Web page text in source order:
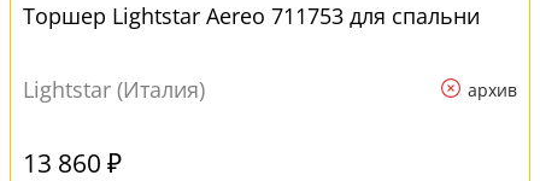
Торшер Lightstar Aereo 711753 для спальни
Lightstar (Италия) архив
13 860 ₽